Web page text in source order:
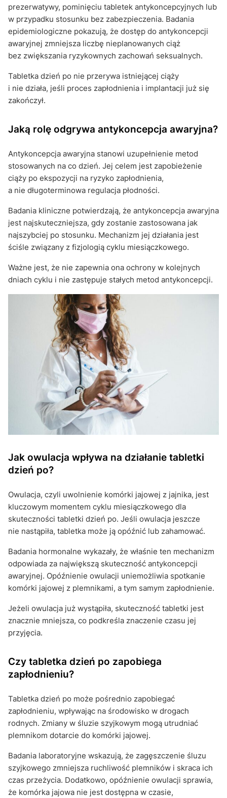
prezerwatywy, pominięciu tabletek antykoncepcyjnych lub
w przypadku stosunku bez zabezpieczenia. Badania
epidemiologiczne pokazują, że dostęp do antykoncepcji
awaryjnej zmniejsza liczbę nieplanowanych ciąż
bez zwiększania ryzykownych zachowań seksualnych.
Tabletka dzień po nie przerywa istniejącej ciąży
i nie działa, jeśli proces zapłodnienia i implantacji już się
zakończył.
Jaką rolę odgrywa antykoncepcja awaryjna?
Antykoncepcja awaryjna stanowi uzupełnienie metod
stosowanych na co dzień. Jej celem jest zapobieżenie
ciąży po ekspozycji na ryzyko zapłodnienia,
a nie długoterminowa regulacja płodności.
Badania kliniczne potwierdzają, że antykoncepcja awaryjna
jest najskuteczniejsza, gdy zostanie zastosowana jak
najszybciej po stosunku. Mechanizm jej działania jest
ściśle związany z fizjologią cyklu miesiączkowego.
Ważne jest, że nie zapewnia ona ochrony w kolejnych
dniach cyklu i nie zastępuje stałych metod antykoncepcji.
Jak owulacja wpływa na działanie tabletki
dzień po?
Owulacja, czyli uwolnienie komórki jajowej z jajnika, jest
kluczowym momentem cyklu miesiączkowego dla
skuteczności tabletki dzień po. Jeśli owulacja jeszcze
nie nastąpiła, tabletka może ją opóźnić lub zahamować.
Badania hormonalne wykazały, że właśnie ten mechanizm
odpowiada za największą skuteczność antykoncepcji
awaryjnej. Opóźnienie owulacji uniemożliwia spotkanie
komórki jajowej z plemnikami, a tym samym zapłodnienie.
Jeżeli owulacja już wystąpiła, skuteczność tabletki jest
znacznie mniejsza, co podkreśla znaczenie czasu jej
przyjęcia.
Czy tabletka dzień po zapobiega
zapłodnieniu?
Tabletka dzień po może pośrednio zapobiegać
zapłodnieniu, wpływając na środowisko w drogach
rodnych. Zmiany w śluzie szyjkowym mogą utrudniać
plemnikom dotarcie do komórki jajowej.
Badania laboratoryjne wskazują, że zagęszczenie śluzu
szyjkowego zmniejsza ruchliwość plemników i skraca ich
czas przeżycia. Dodatkowo, opóźnienie owulacji sprawia,
że komórka jajowa nie jest dostępna w czasie,